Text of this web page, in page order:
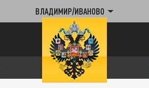
ВЛАДИМИР/ИВАНОВО